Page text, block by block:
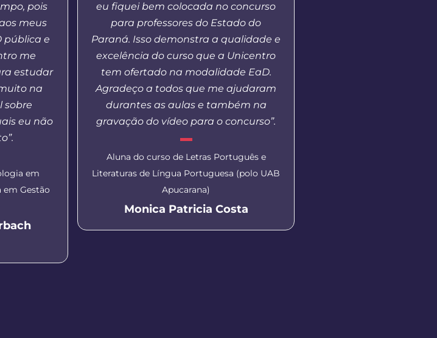
pois
meus
pública e
me
estudar
na
sobre
eu não
em
em Gestão
eu fiquei bem colocada no concurso
para professores do Estado do
Paraná. Isso demonstra a qualidade e
excelência do curso que a Unicentro
tem ofertado na modalidade EaD.
Agradeço a todos que me ajudaram
durantes as aulas e também na
gravação do vídeo para o concurso”.
Aluna do curso de Letras Português e
Literaturas de Língua Portuguesa (polo UAB
Apucarana)
Monica Patricia Costa